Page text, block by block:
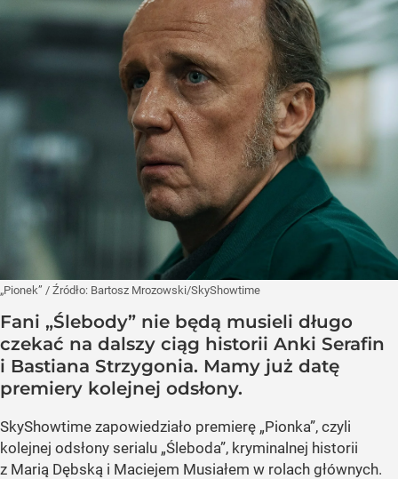
„Pionek” / Źródło: Bartosz Mrozowski/SkyShowtime
Fani „Ślebody” nie będą musieli długo
czekać na dalszy ciąg historii Anki Serafin
i Bastiana Strzygonia. Mamy już datę
premiery kolejnej odsłony.
SkyShowtime zapowiedziało premierę „Pionka”, czyli
kolejnej odsłony serialu „Śleboda”, kryminalnej historii
z Marią Dębską i Maciejem Musiałem w rolach głównych.